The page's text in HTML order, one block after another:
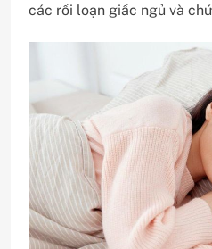
các rối loạn giấc ngủ và